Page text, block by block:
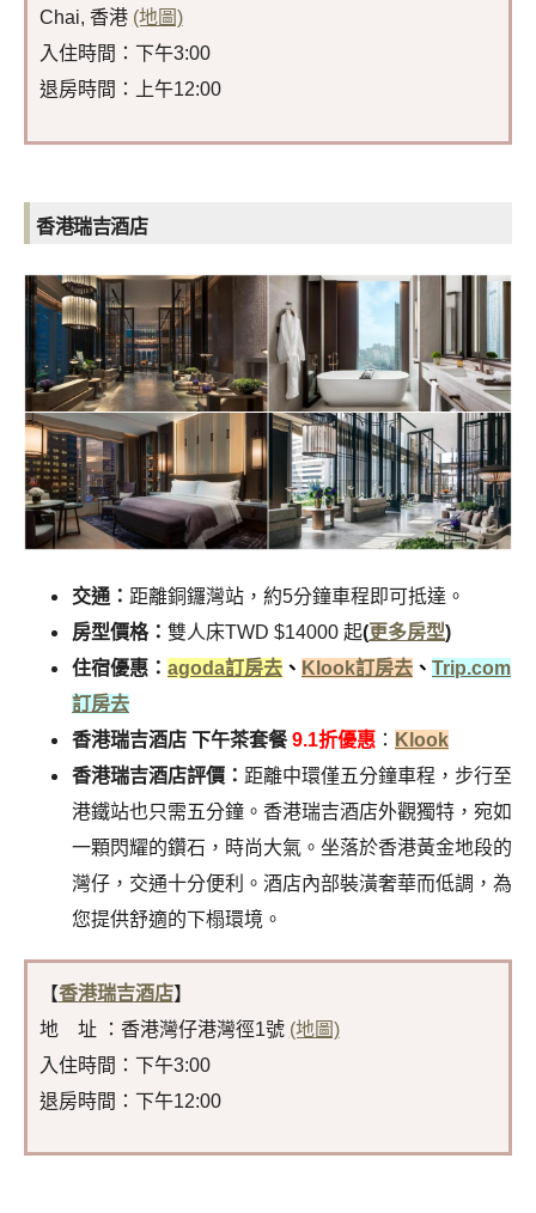
Chai, 香港 (地圖)
入住時間：下午3:00
退房時間：上午12:00
香港瑞吉酒店
交通： 距離銅鑼灣站，約5分鐘車程即可抵達。
房型價格： 雙人床TWD $14000 起(更多房型)
住宿優惠： agoda訂房去 、 Klook訂房去 、 Trip.com
訂房去
香港瑞吉酒店 下午茶套餐9.1折優惠 ： Klook
香港瑞吉酒店評價： 距離中環僅五分鐘車程，步行至
港鐵站也只需五分鐘。香港瑞吉酒店外觀獨特，宛如
一顆閃耀的鑽石，時尚大氣。坐落於香港黃金地段的
灣仔，交通十分便利。酒店內部裝潢奢華而低調，為
您提供舒適的下榻環境。
【香港瑞吉酒店】
地 址 ：香港灣仔港灣徑1號 (地圖)
入住時間：下午3:00
退房時間：下午12:00